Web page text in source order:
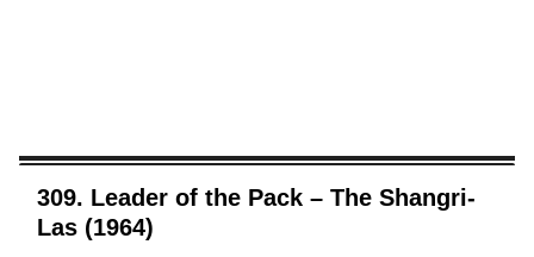
309. Leader of the Pack – The Shangri-
Las (1964)